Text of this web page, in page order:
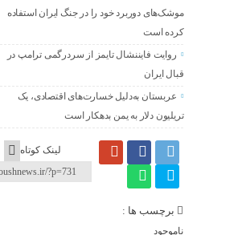
موشک‌های دوربرد خود را در جنگ ایران استفاده
کرده است
روایت فایننشال تایمز از سردرگمی ترامپ در
قبال ایران
عربستان به‌دلیل خسارت‌های اقتصادی، یک
تریلیون دلار به یمن بدهکار است
لینک کوتاه
برچسب ها :
ناموجود